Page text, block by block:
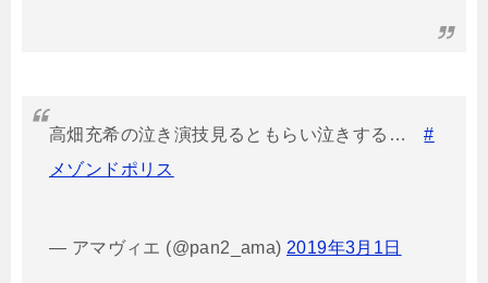
高畑充希の泣き演技見るともらい泣きする…#
メゾンドポリス
— アマヴィエ (@pan2_ama) 2019年3月1日